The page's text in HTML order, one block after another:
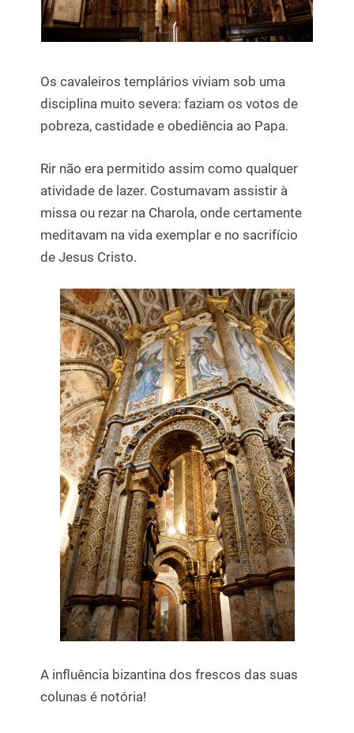
Os cavaleiros templários viviam sob uma
disciplina muito severa: faziam os votos de
pobreza, castidade e obediência ao Papa.
Rir não era permitido assim como qualquer
atividade de lazer. Costumavam assistir à
missa ou rezar na Charola, onde certamente
meditavam na vida exemplar e no sacrifício
de Jesus Cristo.
A influência bizantina dos frescos das suas
colunas é notória!